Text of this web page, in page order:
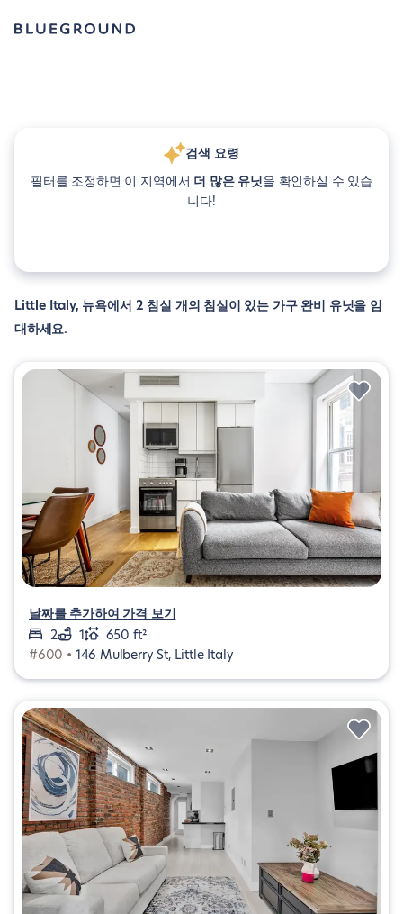
검색 요령
필터를 조정하면 이 지역에서 더 많은 유닛을 확인하실 수 있습
니다!
Little Italy, 뉴욕에서 2 침실 개의 침실이 있는 가구 완비 유닛을 임
대하세요.
날짜를 추가하여 가격 보기
2
1
650 ft²
#600 • 146 Mulberry St, Little Italy